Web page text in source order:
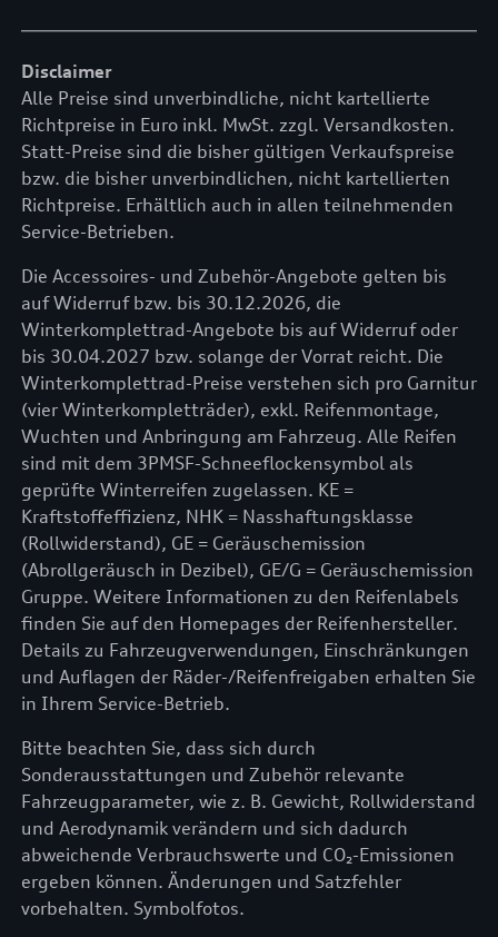
Disclaimer
Alle Preise sind unverbindliche, nicht kartellierte
Richtpreise in Euro inkl. MwSt. zzgl. Versandkosten.
Statt-Preise sind die bisher gültigen Verkaufspreise
bzw. die bisher unverbindlichen, nicht kartellierten
Richtpreise. Erhältlich auch in allen teilnehmenden
Service-Betrieben.
Die Accessoires- und Zubehör-Angebote gelten bis
auf Widerruf bzw. bis 30.12.2026, die
Winterkomplettrad-Angebote bis auf Widerruf oder
bis 30.04.2027 bzw. solange der Vorrat reicht. Die
Winterkomplettrad-Preise verstehen sich pro Garnitur
(vier Winterkompletträder), exkl. Reifenmontage,
Wuchten und Anbringung am Fahrzeug. Alle Reifen
sind mit dem 3PMSF-Schneeflockensymbol als
geprüfte Winterreifen zugelassen. KE =
Kraftstoffeffizienz, NHK = Nasshaftungsklasse
(Rollwiderstand), GE = Geräuschemission
(Abrollgeräusch in Dezibel), GE/G = Geräuschemission
Gruppe. Weitere Informationen zu den Reifenlabels
finden Sie auf den Homepages der Reifenhersteller.
Details zu Fahrzeugverwendungen, Einschränkungen
und Auflagen der Räder-/Reifenfreigaben erhalten Sie
in Ihrem Service-Betrieb.
Bitte beachten Sie, dass sich durch
Sonderausstattungen und Zubehör relevante
Fahrzeugparameter, wie z. B. Gewicht, Rollwiderstand
und Aerodynamik verändern und sich dadurch
abweichende Verbrauchswerte und CO₂-Emissionen
ergeben können. Änderungen und Satzfehler
vorbehalten. Symbolfotos.